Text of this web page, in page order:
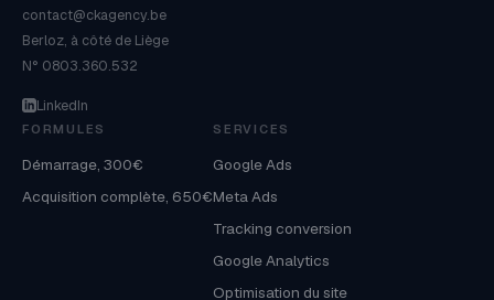
contact@ckagency.be
Berloz, à côté de Liège
N° 0803.360.532
LinkedIn
FORMULES
Démarrage, 300€
Acquisition complète, 650€
SERVICES
Google Ads
Meta Ads
Tracking conversion
Google Analytics
Optimisation du site